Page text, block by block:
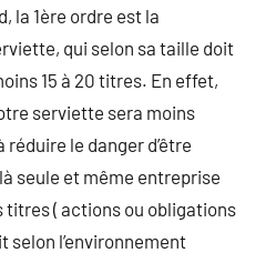
la 1ère ordre est la
qui selon sa taille doit
15 à 20 titres. En effet,
serviette sera moins
le danger d’être
seule et même entreprise
titres ( actions ou obligations
selon l’environnement